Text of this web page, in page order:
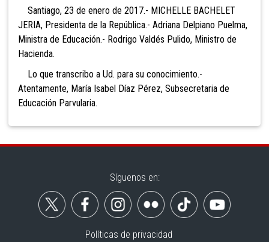
Santiago, 23 de enero de 2017.- MICHELLE BACHELET
JERIA, Presidenta de la República.- Adriana Delpiano Puelma,
Ministra de Educación.- Rodrigo Valdés Pulido, Ministro de
Hacienda.
Lo que transcribo a Ud. para su conocimiento.-
Atentamente, María Isabel Díaz Pérez, Subsecretaria de
Educación Parvularia.
Síguenos en:
Políticas de privacidad